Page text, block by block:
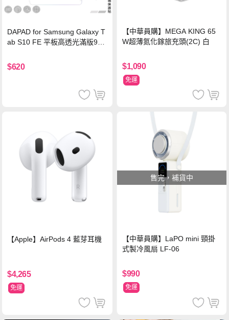
DAPAD for Samsung Galaxy T
ab S10 FE 平板高透光滿版9H
$620
【中華員購】MEGA KING 65
W超薄氮化鎵旅充頭(2C) 白
$1,090
免運
【Apple】AirPods 4 藍芽耳機
$4,265
免運
售完，補貨中
【中華員購】LaPO mini 頸掛
式製冷風扇 LF-06
$990
免運